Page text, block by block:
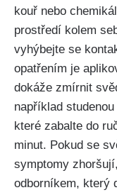
kouř nebo
⁤prostředí kolem
⁤vyhýbejte se
opatřením je
⁣dokáže ​zmírnit
například
které zabalte do
minut. Pokud ​se‌
symptomy
odborníkem, ​který